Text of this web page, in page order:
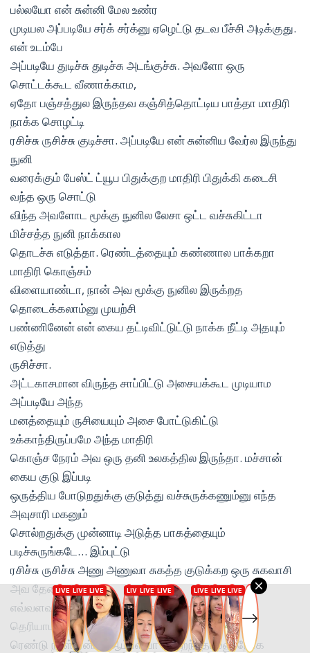
பல்லயோ என் சுன்னி மேல உண்ர
முடியல அப்படியே சர்க் சர்க்னு ஏழெட்டு தடவ பீச்சி அடிக்குது.
என் உடம்பே
அப்படியே துடிச்சு துடிச்சு அடங்குச்சு. அவளோ ஒரு
சொட்டக்கூட வீணாக்காம,
ஏதோ பஞ்சத்துல இருந்தவ கஞ்சித்தொட்டிய பாத்தா மாதிரி
நாக்க சொழட்டி
ரசிச்சு ருசிச்சு குடிச்சா. அப்படியே என் சுன்னிய வேர்ல இருந்து
நுனி
வரைக்கும் பேஸ்ட் ட்யூப பிதுக்குற மாதிரி பிதுக்கி கடைசி
வந்த ஒரு சொட்டு
விந்த அவளோட மூக்கு நுனில லேசா ஒட்ட வச்சுகிட்டா
மிச்சத்த நுனி நாக்கால
தொடச்சு எடுத்தா. ரெண்டத்தையும் கண்ணால பாக்கறா
மாதிரி கொஞ்சம்
விளையாண்டா, நான் அவ மூக்கு நுனில இருக்றத
தொடைக்கலாம்னு முயற்சி
பண்ணினேன் என் கைய தட்டிவிட்டுட்டு நாக்க நீட்டி அதயும்
எடுத்து
ருசிச்சா.
அட்டகாசமான விருந்த சாப்பிட்டு அசையக்கூட முடியாம
அப்படியே அந்த
மனத்தையும் ருசியையும் அசை போட்டுகிட்டு
உக்காந்திருப்பமே அந்த மாதிரி
கொஞ்ச நேரம் அவ ஒரு தனி உலகத்தில இருந்தா. மச்சான்
கைய குடு இப்படி
ஒருத்திய போடுறதுக்கு குடுத்து வச்சுருக்கணும்னு எந்த
அவுசாரி மகனும்
சொல்றதுக்கு முன்னாடி அடுத்த பாகத்தையும்
படிச்சுருங்கடே… இம்புட்டு
ரசிச்சு ருசிச்சு அணு அணுவா சுகத்த குடுக்கற ஒரு சுகவாசி
அவ தேவைல
எவ்வளவு தெளிவா இருப்பான்னு என் மரமண்டைக்கு
தெரியாம போய்டுச்சு. அடுத்த
ரெண்டு நாள் ஏன்டா ஆம்பளயா பொறந்தோம்னு நோக